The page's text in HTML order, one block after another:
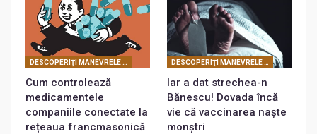
DESCOPERIŢI MANEVRELE FRANCMASONERIEI
Cum controlează
medicamentele
companiile conectate la
rețeaua francmasonică
DESCOPERIŢI MANEVRELE FRANCMASONERIEI
Iar a dat strechea-n
Bănescu! Dovada încă
vie că vaccinarea naște
monștri